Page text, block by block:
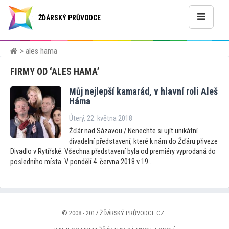
ŽĎÁRSKÝ PRŮVODCE
> ales hama
FIRMY OD ‘ALES HAMA’
Můj nejlepší kamarád, v hlavní roli Aleš
Háma
Úterý, 22. května 2018
Žďár nad Sázavou / Nenechte si ujít unikátní
divadelní představení, které k nám do Žďáru přiveze
Divadlo v Rytířské. Všechna představení byla od premiéry vyprodaná do
posledního místa. V pondělí 4. června 2018 v 19...
© 2008 - 2017 ŽĎÁRSKÝ PRŮVODCE.CZ ·